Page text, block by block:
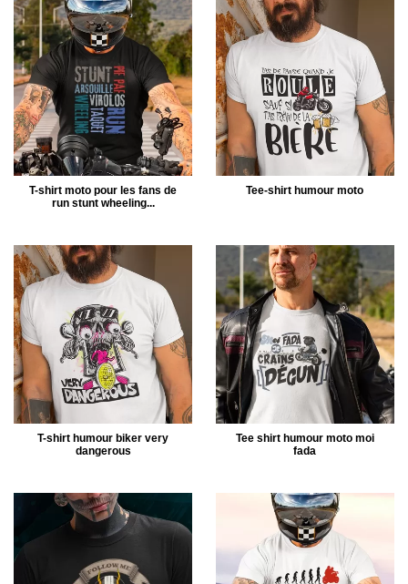
T-shirt moto pour les fans de
run stunt wheeling...
Tee-shirt humour moto
T-shirt humour biker very
dangerous
Tee shirt humour moto moi
fada